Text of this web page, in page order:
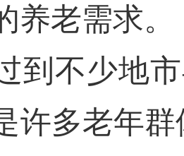
养老需求。
不少地市
许多老年